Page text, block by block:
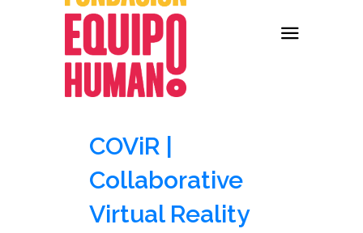
COViR |
Collaborative
Virtual Reality